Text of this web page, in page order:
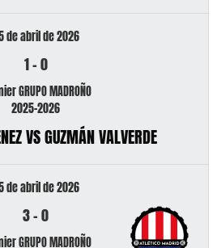
de abril de 2026
1-0
GRUPO MADROÑO
2025-2026
VS GUZMÁN VALVERDE
de abril de 2026
3-0
GRUPO MADROÑO